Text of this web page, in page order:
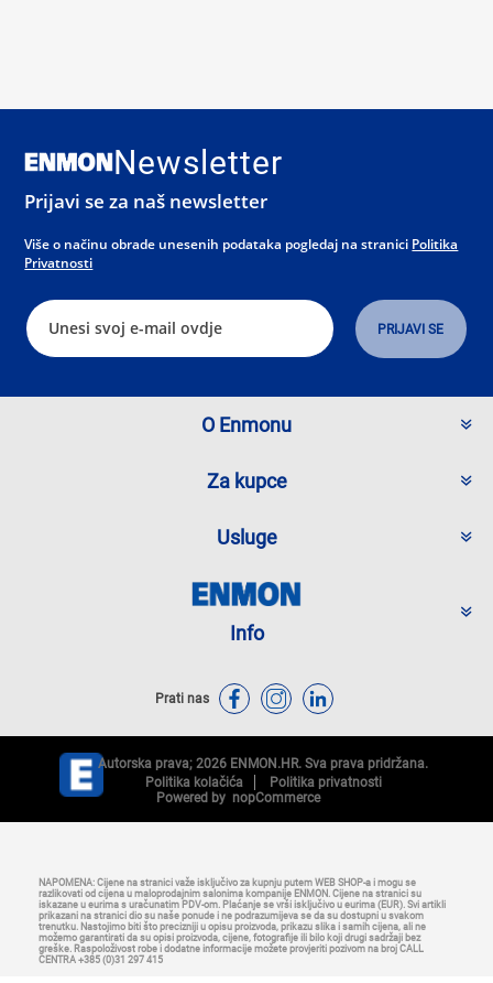
Newsletter
Prijavi se za naš newsletter
Više o načinu obrade unesenih podataka pogledaj na stranici Politika
Privatnosti
O Enmonu
Za kupce
Usluge
Info
Prati nas
Autorska prava; 2026 ENMON.HR. Sva prava pridržana.
Politika kolačića
Politika privatnosti
Powered by nopCommerce
NAPOMENA: Cijene na stranici važe isključivo za kupnju putem WEB SHOP-a i mogu se
razlikovati od cijena u maloprodajnim salonima kompanije ENMON. Cijene na stranici su
iskazane u eurima s uračunatim PDV-om. Plaćanje se vrši isključivo u eurima (EUR). Svi artikli
prikazani na stranici dio su naše ponude i ne podrazumijeva se da su dostupni u svakom
trenutku. Nastojimo biti što precizniji u opisu proizvoda, prikazu slika i samih cijena, ali ne
možemo garantirati da su opisi proizvoda, cijene, fotografije ili bilo koji drugi sadržaji bez
greške. Raspoloživost robe i dodatne informacije možete provjeriti pozivom na broj CALL
CENTRA +385 (0)31 297 415